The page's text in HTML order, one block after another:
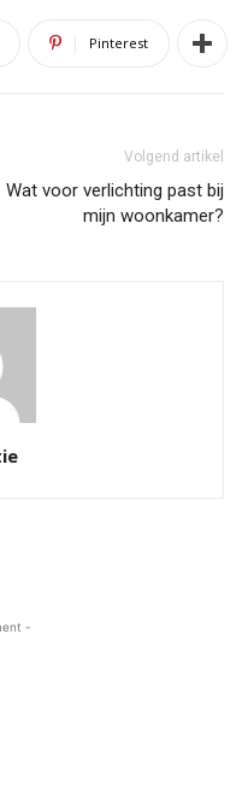
Pinterest
Volgend artikel
Wat voor verlichting past bij
mijn woonkamer?
-